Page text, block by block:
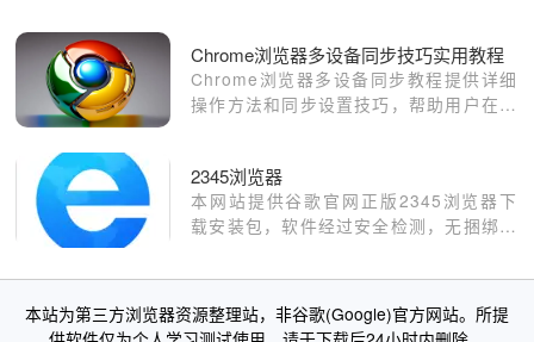
Chrome浏览器多设备同步技巧实用教程
Chrome浏览器多设备同步教程提供详细
操作方法和同步设置技巧，帮助用户在不
2345浏览器
本网站提供谷歌官网正版2345浏览器下
载安装包，软件经过安全检测，无捆绑，
本站为第三方浏览器资源整理站，非谷歌(Google)官方网站。所提